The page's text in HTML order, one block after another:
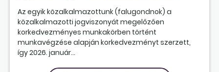
Az egyik közalkalmazottunk (falugondnok) a
közalkalmazotti jogviszonyát megelőzően
korkedvezményes munkakörben történt
munkavégzése alapján korkedvezményt szerzett,
így 2026. január...